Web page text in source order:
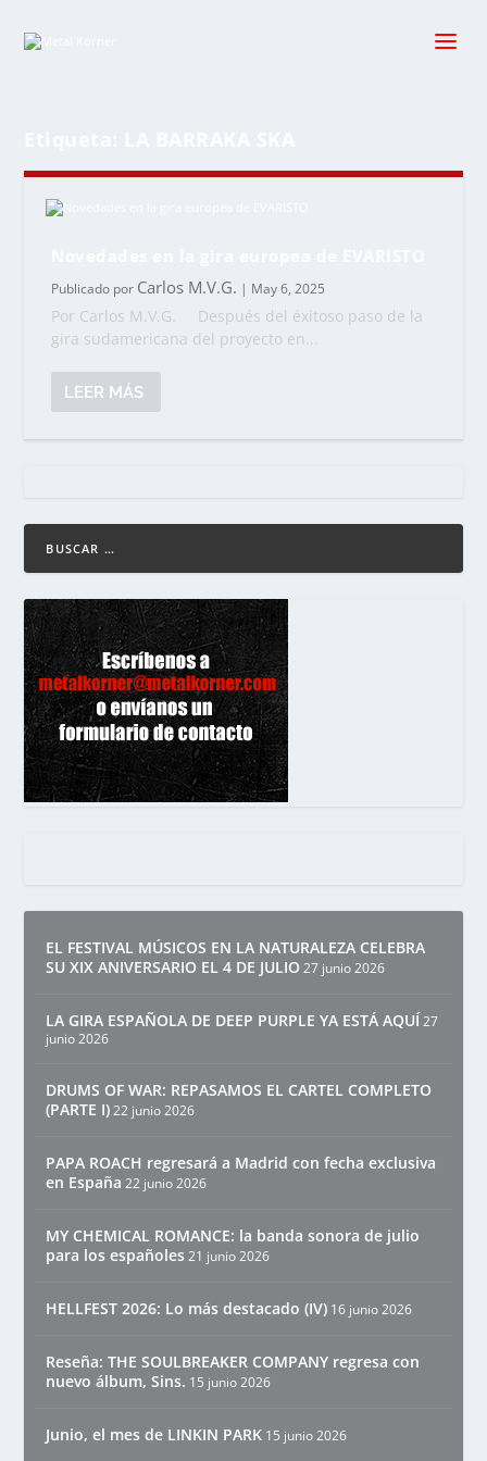
Publicado por Carlos M.V.G. | May 6, 2025
Por Carlos M.V.G. Después del éxitoso paso de la
gira sudamericana del proyecto en...
LEER MÁS
EL FESTIVAL MÚSICOS EN LA NATURALEZA CELEBRA
SU XIX ANIVERSARIO EL 4 DE JULIO 27 junio 2026
LA GIRA ESPAÑOLA DE DEEP PURPLE YA ESTÁ AQUÍ27
junio 2026
DRUMS OF WAR: REPASAMOS EL CARTEL COMPLETO
(PARTE I) 22 junio 2026
PAPA ROACH regresará a Madrid con fecha exclusiva
en España 22 junio 2026
MY CHEMICAL ROMANCE: la banda sonora de julio
para los españoles 21 junio 2026
HELLFEST 2026: Lo más destacado (IV) 16 junio 2026
Reseña: THE SOULBREAKER COMPANY regresa con
nuevo álbum, Sins. 15 junio 2026
Junio, el mes de LINKIN PARK 15 junio 2026